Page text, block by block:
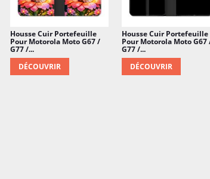
Housse Cuir Portefeuille
Pour Motorola Moto G67 /
G77 /...
DÉCOUVRIR
Housse Cuir Portefeuille
Pour Motorola Moto G67
G77 /...
DÉCOUVRIR